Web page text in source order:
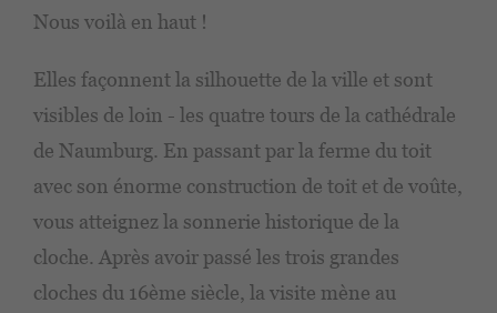
Nous voilà en haut !
Elles façonnent la silhouette de la ville et sont
visibles de loin - les quatre tours de la cathédrale
de Naumburg. En passant par la ferme du toit
avec son énorme construction de toit et de voûte,
vous atteignez la sonnerie historique de la
cloche. Après avoir passé les trois grandes
cloches du 16ème siècle, la visite mène au